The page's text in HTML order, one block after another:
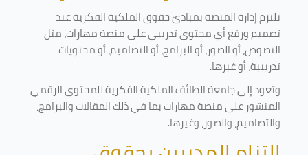
تلتزم إدارة المنصة بمبادئ حقوق الملكية الفكرية عند
تصميم ورفع أي محتوى تدريبي على منصة مهارات، مثل
النصوص، أو الصور، أو البرامج، أو التصاميم، أو محتويات
تدريبية، أو غيرها.
وتعود إلى جامعة الطائف الملكية الفكرية للمحتوى الرقمي
المنشور على منصة مهارات بما في ذلك المقالات والبرامج،
والتصاميم، والصور، وغيرها.